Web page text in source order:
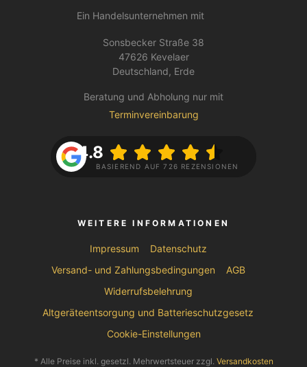
Ein Handelsunternehmen mit
Sonsbecker Straße 38
47626 Kevelaer
Deutschland, Erde
Beratung und Abholung nur mit
Terminvereinbarung
4.8
BASIEREND AUF 726 REZENSIONEN
WEITERE INFORMATIONEN
Impressum
Datenschutz
Versand- und Zahlungsbedingungen
AGB
Widerrufsbelehrung
Altgeräteentsorgung und Batterieschutzgesetz
Cookie-Einstellungen
* Alle Preise inkl. gesetzl. Mehrwertsteuer zzgl. Versandkosten